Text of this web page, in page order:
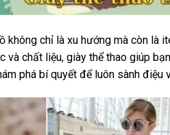
không chỉ là xu hướng mà còn
và chất liệu, giày thể thao giúp
phá bí quyết để luôn sành